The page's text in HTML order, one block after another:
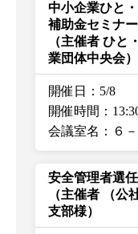
中小企業ひと
補助金セミナー
（主催者 ひと
業団体中央会）
開催日：5/8
開催時間：
会議室名：６－
安全管理者選
（主催者 （
支部様）